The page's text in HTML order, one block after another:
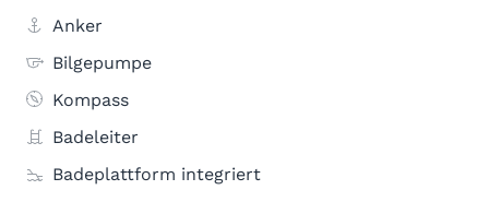
Anker
Bilgepumpe
Kompass
Badeleiter
Badeplattform integriert